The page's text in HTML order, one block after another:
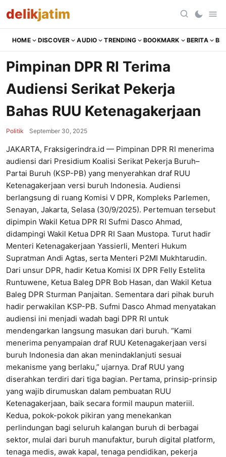
delikjatim
HOME DISCOVER AUDIO TRENDING BOOKMARK BERITA
Pimpinan DPR RI Terima
Audiensi Serikat Pekerja
Bahas RUU Ketenagakerjaan
Politik September 30, 2025
JAKARTA, Fraksigerindra.id — Pimpinan DPR RI menerima
audiensi dari Presidium Koalisi Serikat Pekerja Buruh–
Partai Buruh (KSP-PB) yang menyerahkan draf RUU
Ketenagakerjaan versi buruh Indonesia. Audiensi
berlangsung di ruang Komisi V DPR, Kompleks Parlemen,
Senayan, Jakarta, Selasa (30/9/2025). Pertemuan tersebut
dipimpin Wakil Ketua DPR RI Sufmi Dasco Ahmad,
didampingi Wakil Ketua DPR RI Saan Mustopa. Turut hadir
Menteri Ketenagakerjaan Yassierli, Menteri Hukum
Supratman Andi Agtas, serta Menteri P2MI Mukhtarudin.
Dari unsur DPR, hadir Ketua Komisi IX DPR Felly Estelita
Runtuwene, Ketua Baleg DPR Bob Hasan, dan Wakil Ketua
Baleg DPR Sturman Panjaitan. Sementara dari pihak buruh
hadir perwakilan KSP-PB. Sufmi Dasco Ahmad menyatakan
audiensi ini menjadi wadah bagi DPR RI untuk
mendengarkan langsung masukan dari buruh. “Kami
menerima penyampaian draf RUU Ketenagakerjaan versi
buruh Indonesia dan akan menindaklanjuti sesuai
mekanisme yang berlaku,” ujarnya. Draf RUU yang
diserahkan terdiri dari tiga bagian. Pertama, prinsip-prinsip
yang wajib dirumuskan dalam pembuatan RUU
Ketenagakerjaan, baik secara formil maupun materiil.
Kedua, pokok-pokok pikiran yang menekankan
perlindungan bagi seluruh kalangan buruh di berbagai
sektor, mulai dari buruh manufaktur, buruh digital platform,
tenaga medis, awak kapal, tenaga pendidikan, pekerja